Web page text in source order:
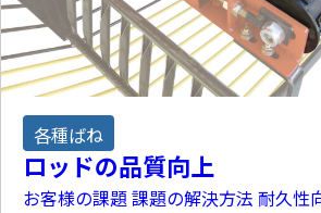
各種ばね
ロッドの品質向上
お客様の課題 課題の解決方法 耐久性